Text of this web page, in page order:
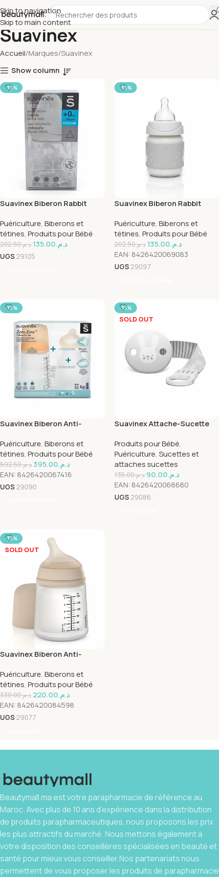
Skip to navigation
Skip to main content
Suavinex
Accueil Marques Suavinex
Show column
-33%
Suavinex Biberon Rabbit
Lent +0m 150 GY L2
Puériculture, Biberons et
tétines, Produits pour Bébé
د.م.202.50 د.م.135.00
UGS 29105
-33%
Suavinex Biberon Rabbit
Lent +0M Gris 150ml
Puériculture, Biberons et
tétines, Produits pour Bébé
د.م.202.50 د.م.135.00
EAN: 8426420069083
UGS 29097
-33%
Suavinex Biberon Anti-
Tetine+Rechange Poche
270ml
Puériculture, Biberons et
tétines, Produits pour Bébé
د.م.592.50 د.م.395.00
EAN: 8426420067416
UGS 29090
-33%
SOLD OUT
Suavinex Attache-Sucette
Produits pour Bébé,
Puériculture, Sucettes et
attaches sucettes
د.م.135.00 د.م.90.00
EAN: 8426420068680
UGS 29086
-33%
SOLD OUT
Suavinex Biberon Anti-
180ml
Puériculture, Biberons et
tétines, Produits pour Bébé
د.م.330.00 د.م.220.00
EAN: 8426420084598
UGS 29077
Beautymall.ma est votre parapharmacie de référence au
Maroc. Avec plus de 10 ans d’expérience dans la distribution
de produits parapharmaceutiques, nous proposons les prix
les plus attractifs du marché. Nous mettons également à
votre disposition des conseillères spécialisées en beauté et
santé pour mieux vous conseiller.Nos partenariats nous
permettent de vous proposer les produits de parapharmacie